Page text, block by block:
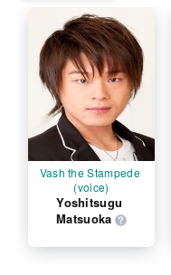
Vash the Stampede
(voice)
Yoshitsugu
Matsuoka